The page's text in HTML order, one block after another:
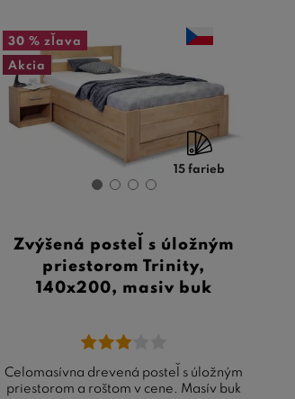
30 % zľava
Akcia
15 farieb
Zvýšená posteľ s úložným
priestorom Trinity,
140x200, masiv buk
Celomasívna drevená posteľ s úložným
priestorom a roštom v cene. Masív buk